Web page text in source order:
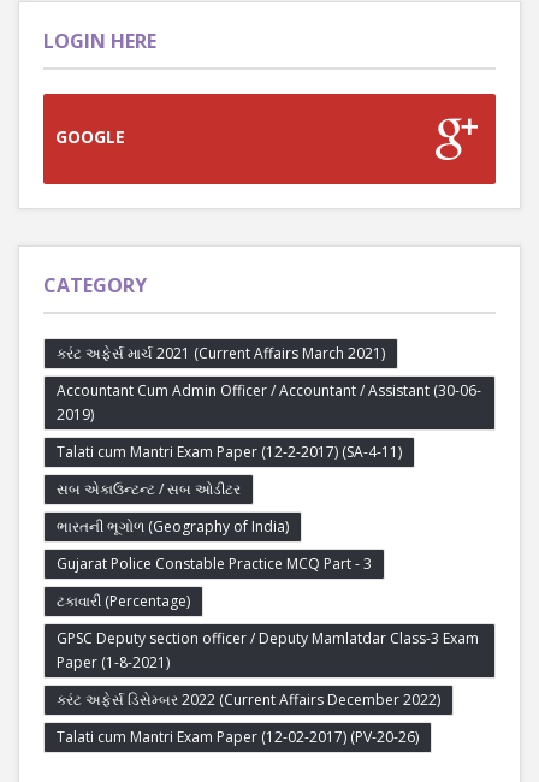
LOGIN HERE
GOOGLE
CATEGORY
કરંટ અફેર્સ માર્ચ 2021 (Current Affairs March 2021)
Accountant Cum Admin Officer / Accountant / Assistant (30-06-
2019)
Talati cum Mantri Exam Paper (12-2-2017) (SA-4-11)
સબ એકાઉન્ટન્ટ / સબ ઓડીટર
ભારતની ભૂગોળ (Geography of India)
Gujarat Police Constable Practice MCQ Part - 3
ટકાવારી (Percentage)
GPSC Deputy section officer / Deputy Mamlatdar Class-3 Exam
Paper (1-8-2021)
કરંટ અફેર્સ ડિસેમ્બર 2022 (Current Affairs December 2022)
Talati cum Mantri Exam Paper (12-02-2017) (PV-20-26)